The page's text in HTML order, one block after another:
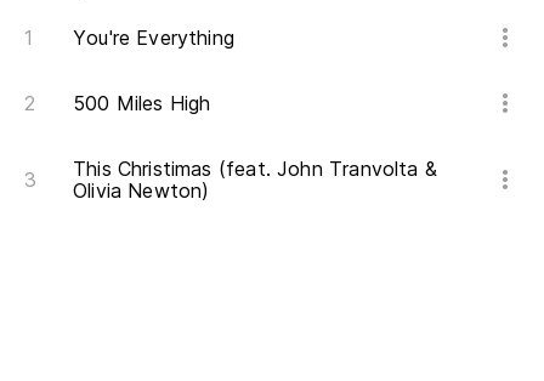
You're Everything
500 Miles High
This Christimas (feat. John Tranvolta &
Olivia Newton)